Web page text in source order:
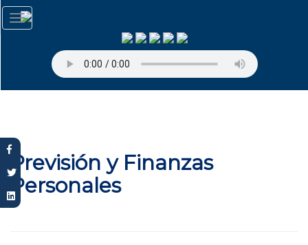
Pasar
contenido
Toggle
navigation
Previsión y Finanzas
Personales